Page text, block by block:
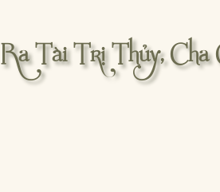
Ra Tài Trị Thủy, Cha